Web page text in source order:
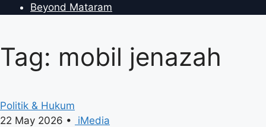
Beyond Mataram
Tag: mobil jenazah
Politik & Hukum
22 May 2026 • iMedia